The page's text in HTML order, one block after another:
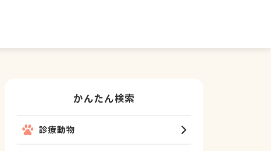
かんたん検索
診療動物